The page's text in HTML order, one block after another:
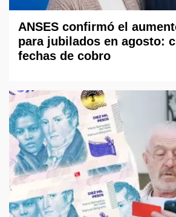
ANSES confirmó el
para jubilados en agosto:
fechas de cobro